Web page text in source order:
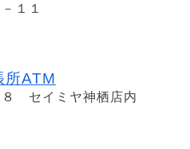
１１
所ATM
８ セイミヤ神栖店内